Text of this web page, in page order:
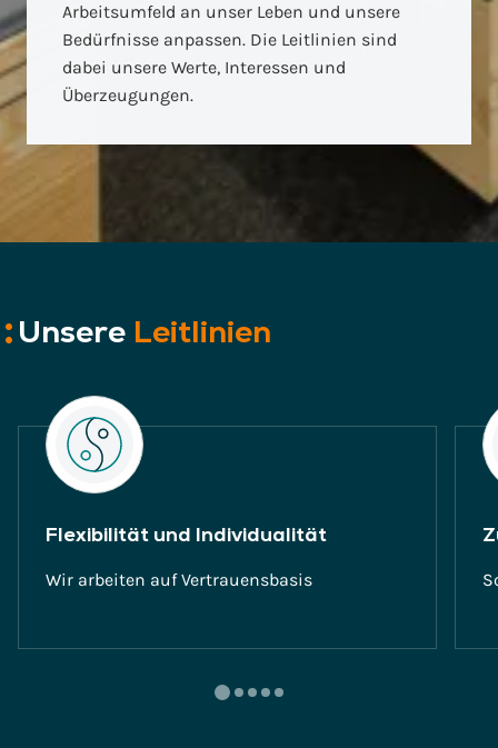
Arbeitsumfeld an unser Leben und unsere
Bedürfnisse anpassen. Die Leitlinien sind
dabei unsere Werte, Interessen und
Überzeugungen.
Unsere Leitlinien
Flexibilität und Individualität
Wir arbeiten auf Vertrauensbasis